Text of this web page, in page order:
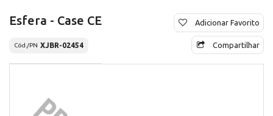
Esfera - Case CE
Cód./PN XJBR-02454
Adicionar Favorito
Compartilhar